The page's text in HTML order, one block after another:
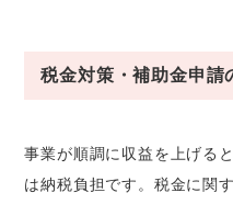
税金対策・補助金申請
事業が順調に収益を上げる
は納税負担です。税金に関